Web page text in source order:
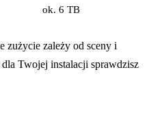
ok. 6 TB
zależy od sceny i
Twojej instalacji sprawdzisz